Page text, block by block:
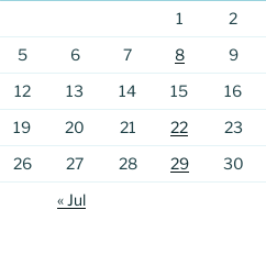
1 2
5
6 7 8 9
12
13 14 15 16
19
20 21 22 23
26
27 28 29 30
« Jul